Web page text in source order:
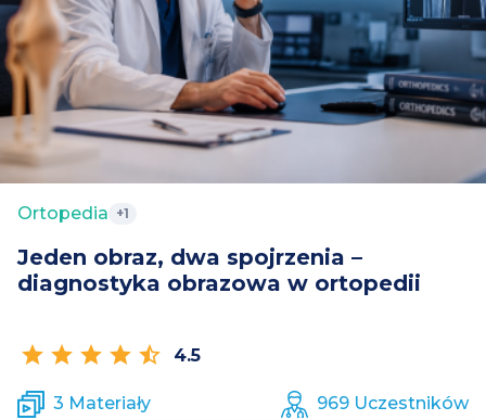
Ortopedia +1
Jeden obraz, dwa spojrzenia –
diagnostyka obrazowa w ortopedii
star star star star star_half 4.5
3 Materiały 969 Uczestników